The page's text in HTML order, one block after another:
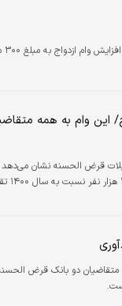
این وام به همه
قرض الحسنه نشان
در سال
دو بانک قرض